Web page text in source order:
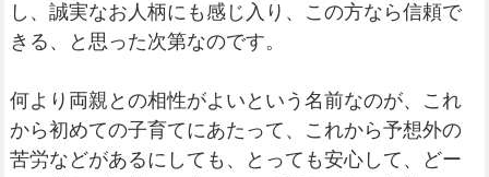
し、誠実なお人柄にも感じ入り、この方なら信頼で
きる、と思った次第なのです。
何より両親との相性がよいという名前なのが、これ
から初めての子育てにあたって、これから予想外の
苦労などがあるにしても、とっても安心して、どー